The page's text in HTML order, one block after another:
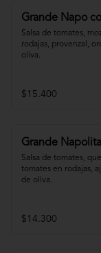
Grande Napo
Salsa de tomates,
rodajas, provenzal,
oliva.
$15.400
Grande
Salsa de tomates,
tomates en rodajas,
de oliva.
$14.300